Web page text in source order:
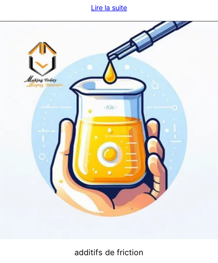
Lire la suite
additifs de friction